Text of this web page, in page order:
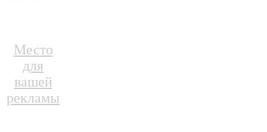
Место
для
вашей
рекламы